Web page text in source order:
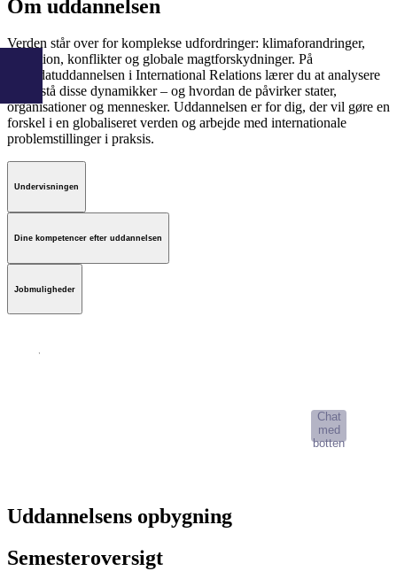
Om uddannelsen
Verden står over for komplekse udfordringer: klimaforandringer,
migration, konflikter og globale magtforskydninger. På
kandidatuddannelsen i International Relations lærer du at analysere
og forstå disse dynamikker – og hvordan de påvirker stater,
organisationer og mennesker. Uddannelsen er for dig, der vil gøre en
forskel i en globaliseret verden og arbejde med internationale
problemstillinger i praksis.
Undervisningen
Dine kompetencer efter uddannelsen
Jobmuligheder
Chat
med
botten
Uddannelsens opbygning
Semesteroversigt